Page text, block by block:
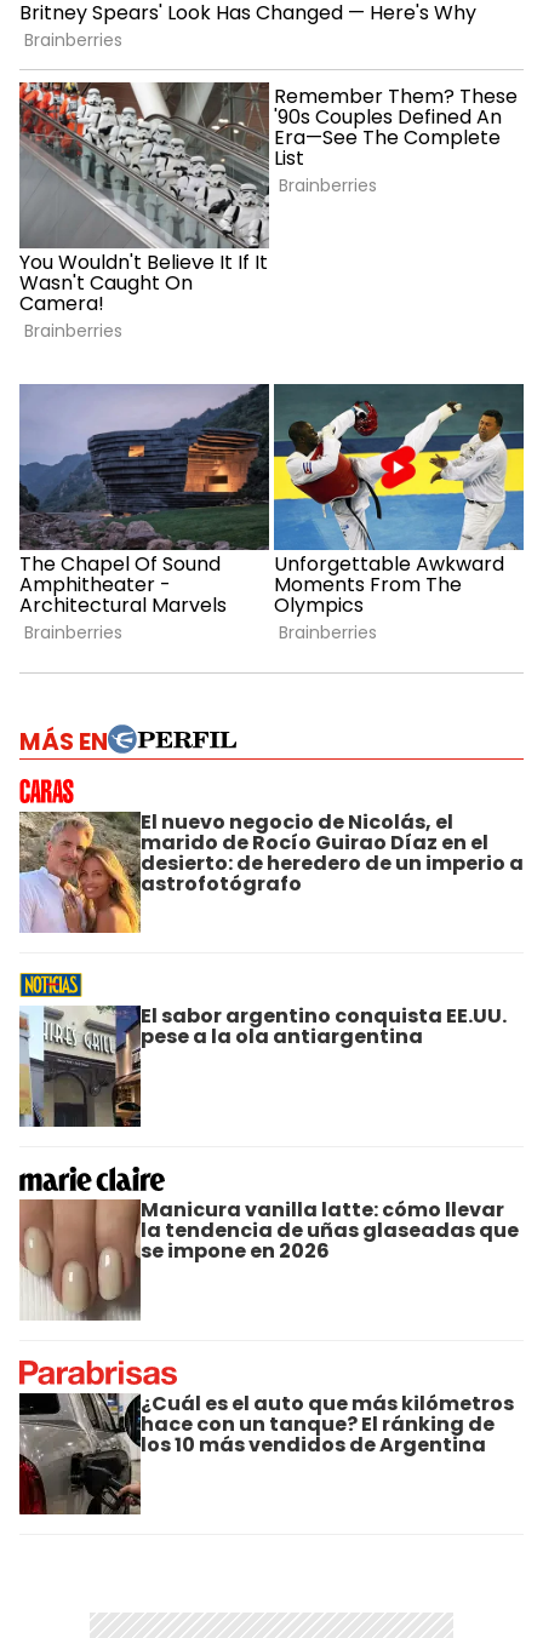
MÁS EN
El nuevo negocio de Nicolás, el
marido de Rocío Guirao Díaz en el
desierto: de heredero de un imperio a
astrofotógrafo
El sabor argentino conquista EE.UU.
pese a la ola antiargentina
Manicura vanilla latte: cómo llevar
la tendencia de uñas glaseadas que
se impone en 2026
¿Cuál es el auto que más kilómetros
hace con un tanque? El ránking de
los 10 más vendidos de Argentina